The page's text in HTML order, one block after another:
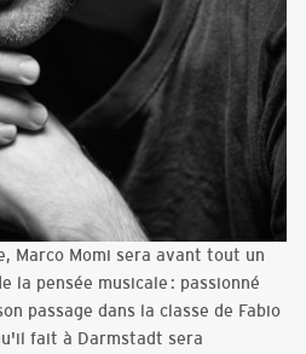
Marco Momi sera avant tout un
la pensée musicale : passionné
passage dans la classe de Fabio
fait à Darmstadt sera